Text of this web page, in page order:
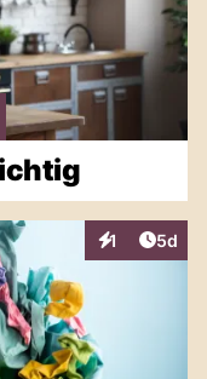
1
Interaktionen
5d